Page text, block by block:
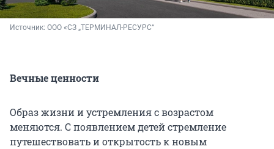
Источник: ООО «СЗ „ТЕРМИНАЛ-РЕСУРС“
Вечные ценности
Образ жизни и устремления с возрастом
меняются. С появлением детей стремление
путешествовать и открытость к новым